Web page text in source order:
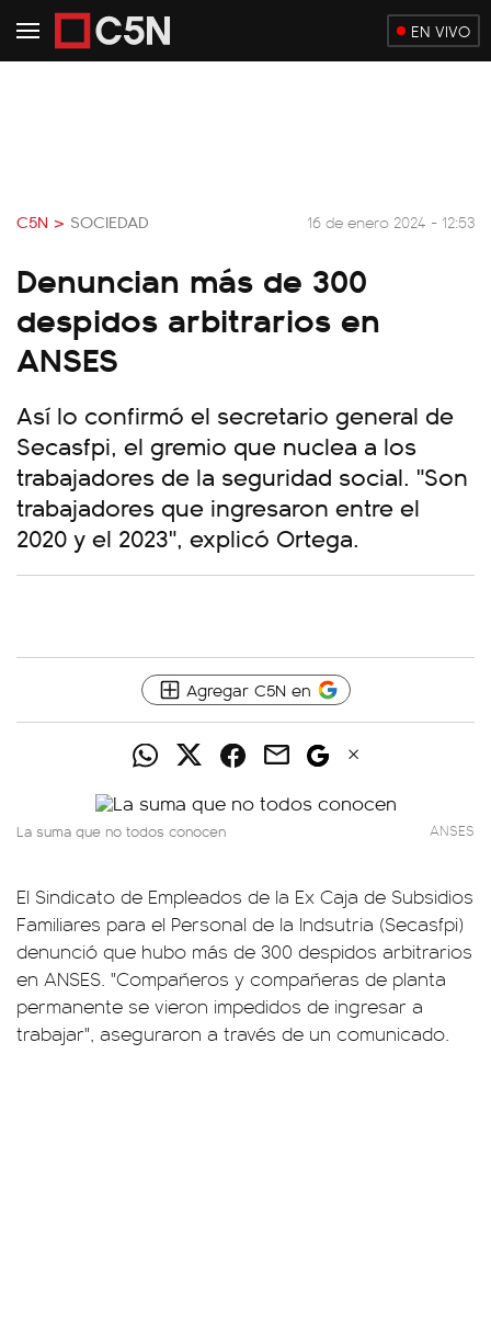
EN VIVO
C5N > SOCIEDAD 16 de enero 2024 - 12:53
Denuncian más de 300
despidos arbitrarios en
ANSES
Así lo confirmó el secretario general de
Secasfpi, el gremio que nuclea a los
trabajadores de la seguridad social. "Son
trabajadores que ingresaron entre el
2020 y el 2023", explicó Ortega.
Agregar C5N en
La suma que no todos conocen ANSES
El Sindicato de Empleados de la Ex Caja de Subsidios
Familiares para el Personal de la Indsutria (Secasfpi)
denunció que hubo más de 300 despidos arbitrarios
en ANSES. "Compañeros y compañeras de planta
permanente se vieron impedidos de ingresar a
trabajar", aseguraron a través de un comunicado.